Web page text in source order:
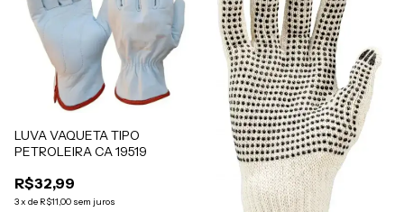
LUVA VAQUETA TIPO
PETROLEIRA CA 19519
R$32,99
3x de R$11,00 sem juros